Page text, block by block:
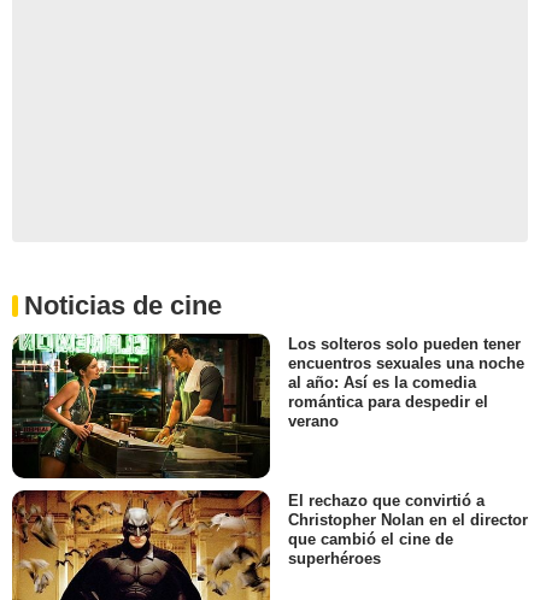
Noticias de cine
Los solteros solo pueden tener
encuentros sexuales una noche
al año: Así es la comedia
romántica para despedir el
verano
El rechazo que convirtió a
Christopher Nolan en el director
que cambió el cine de
superhéroes